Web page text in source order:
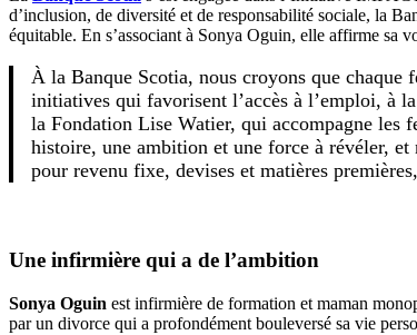
d’inclusion, de diversité et de responsabilité sociale, la
équitable. En s’associant à Sonya Oguin, elle affirme sa
À la Banque Scotia, nous croyons que chaque
initiatives qui favorisent l’accès à l’emploi, à
la Fondation Lise Watier, qui accompagne les
histoire, une ambition et une force à révéler,
pour revenu fixe, devises et matières
Une infirmière qui a de l’ambition
Sonya Oguin est infirmière de formation et maman
par un divorce qui a profondément bouleversé sa vie